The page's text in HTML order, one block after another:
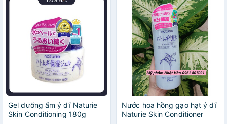
Gel dưỡng ẩm ý dĩ Naturie
Skin Conditioning 180g
Nước hoa hồng gạo hạt ý dĩ
Naturie Skin Conditioner